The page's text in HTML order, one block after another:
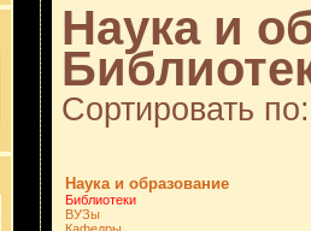
Наука и
Сортировать
Наука и образование
Библиотеки
ВУЗы